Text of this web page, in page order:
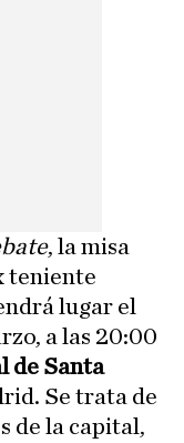
, la misa
teniente
lugar el
a las 20:00
de Santa
Se trata de
de la capital,